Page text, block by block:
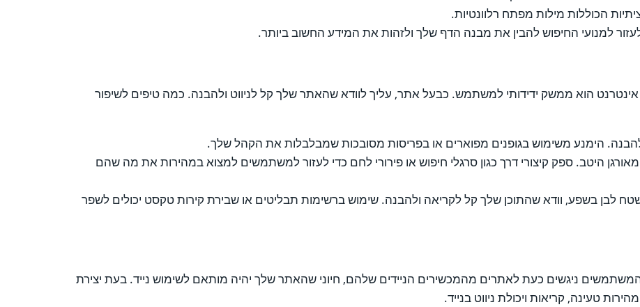
הכוללות מילות מפתח רלוונטיות.
הוא ממשק ידידותי למשתמש. כבעל אתר, עליך לוודא שהאתר שלך קל לניווט ולהבנה. כמה טיפים לשיפור
הימנע משימוש בגופנים מפוארים או בפריסות מסובכות שמבלבלות את הקהל שלך.
היטב. ספק קיצורי דרך כגון סרגלי חיפוש או פירורי לחם כדי לעזור למשתמשים למצוא במהירות את מה שהם
לבן בשפע, וודא שהתוכן שלך קל לקריאה ולהבנה. שימוש ברשימות תבליטים או שבירת קירות טקסט יכולים לשפר
המשתמשים ניגשים כעת לאתרים מהמכשירים הניידים שלהם, חיוני שהאתר שלך יהיה מותאם לשימוש נייד. בעת יצירת
טעינה, קריאות ויכולת ניווט בנייד.